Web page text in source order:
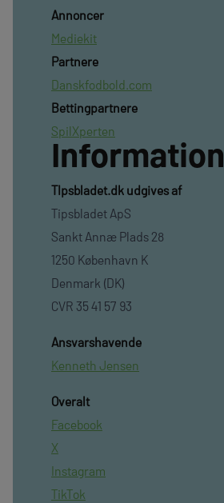
Annoncer
Mediekit
Partnere
Danskfodbold.com
Bettingpartnere
SpilXperten
Information
TIpsbladet.dk udgives af
Tipsbladet ApS
Sankt Annæ Plads 28
1250 København K
Denmark (DK)
CVR 35 41 57 93
Ansvarshavende
Kenneth Jensen
Overalt
Facebook
X
Instagram
TikTok